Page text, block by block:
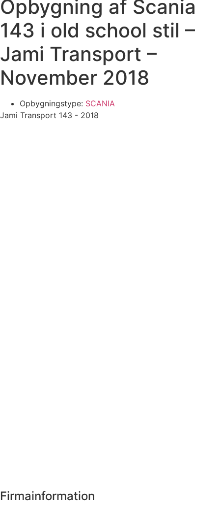
Opbygning af Scania
143 i old school stil –
Jami Transport –
November 2018
Opbygningstype: SCANIA
Jami Transport 143 - 2018
Firmainformation